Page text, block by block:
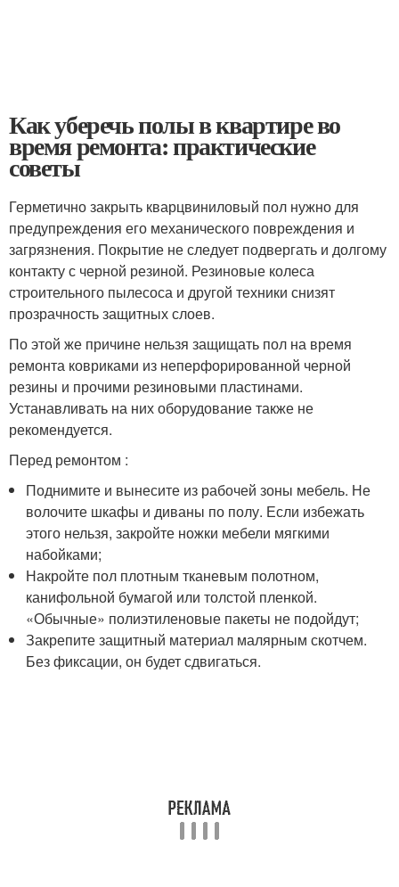
Как уберечь полы в квартире во
время ремонта: практические
советы
Герметично закрыть кварцвиниловый пол нужно для
предупреждения его механического повреждения и
загрязнения. Покрытие не следует подвергать и долгому
контакту с черной резиной. Резиновые колеса
строительного пылесоса и другой техники снизят
прозрачность защитных слоев.
По этой же причине нельзя защищать пол на время
ремонта ковриками из неперфорированной черной
резины и прочими резиновыми пластинами.
Устанавливать на них оборудование также не
рекомендуется.
Перед ремонтом :
Поднимите и вынесите из рабочей зоны мебель. Не
волочите шкафы и диваны по полу. Если избежать
этого нельзя, закройте ножки мебели мягкими
набойками;
Накройте пол плотным тканевым полотном,
канифольной бумагой или толстой пленкой.
«Обычные» полиэтиленовые пакеты не подойдут;
Закрепите защитный материал малярным скотчем.
Без фиксации, он будет сдвигаться.